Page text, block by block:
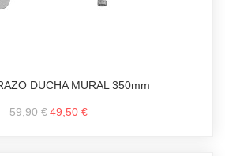
DUCHA MURAL 350mm
59,90 € 49,50 €